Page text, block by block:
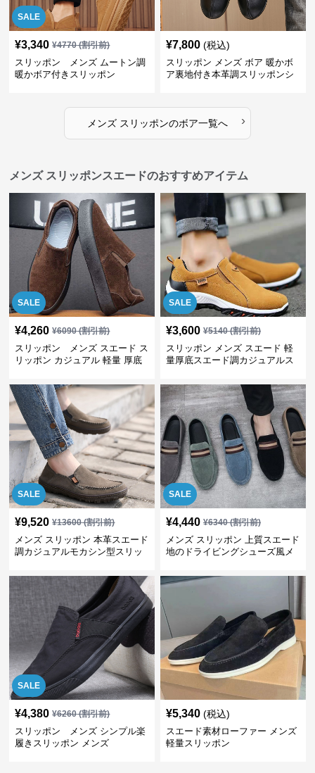
SALE
¥3,340 ¥4770(割引前)
スリッポン メンズ ムートン調
暖かボア付きスリッポン
¥7,800 (税込)
スリッポン メンズ ボア 暖かボ
ア裏地付き本革調スリッポンシ
メンズ スリッポンのボア一覧へ ›
メンズ スリッポンスエードのおすすめアイテム
SALE
¥4,260 ¥6090(割引前)
スリッポン メンズ スエード ス
リッポン カジュアル 軽量 厚底
SALE
¥3,600 ¥5140(割引前)
スリッポン メンズ スエード 軽
量厚底スエード調カジュアルス
SALE
¥9,520 ¥13600(割引前)
メンズ スリッポン 本革スエード
調カジュアルモカシン型スリッ
SALE
¥4,440 ¥6340(割引前)
メンズ スリッポン 上質スエード
地のドライビングシューズ風メ
SALE
¥4,380 ¥6260(割引前)
スリッポン メンズ シンプル楽
履きスリッポン メンズ
¥5,340 (税込)
スエード素材ローファー メンズ
軽量スリッポン